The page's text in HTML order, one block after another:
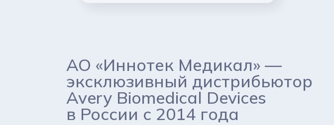
АО «Иннотек Медикал» —
эксклюзивный дистрибьютор
Avery Biomedical Devices
в России с 2014 года